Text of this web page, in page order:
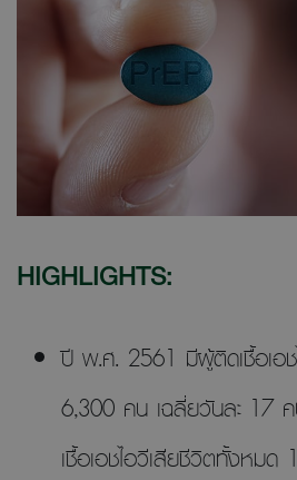
HIGHLIGHTS:
ปี พ.ศ. 2561 มีผู้ติดเชื้อเอ
6,300 คน เฉลี่ยวันละ 17
เชื้อเอชไอวีเสียชีวิตทั้งหม